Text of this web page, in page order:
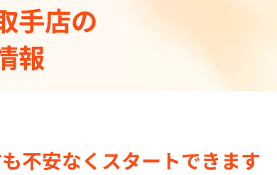
手店の
報
不安なく スタートできます